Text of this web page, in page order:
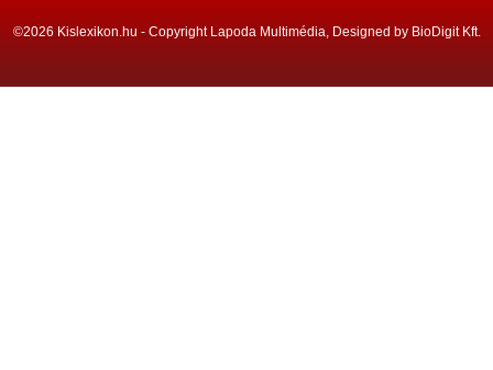
©2026 Kislexikon.hu - Copyright Lapoda Multimédia, Designed by BioDigit Kft.